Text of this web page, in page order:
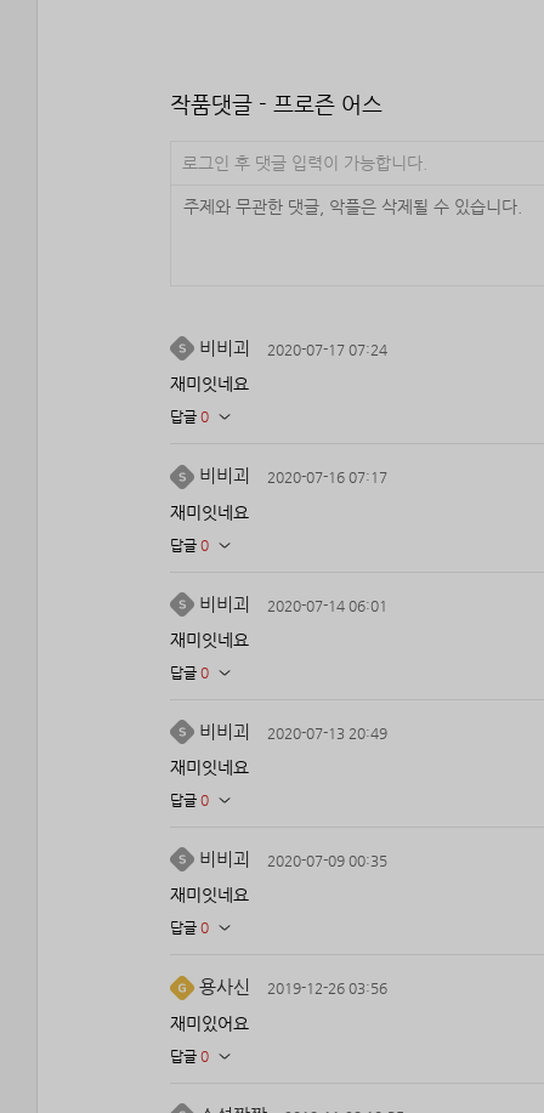
작품댓글 - 프로즌 어스
로그인 후 댓글 입력이 가능합니다.
비비괴 2020-07-17 07:24
재미잇네요
답글 0
비비괴 2020-07-16 07:17
재미잇네요
답글 0
비비괴 2020-07-14 06:01
재미잇네요
답글 0
비비괴 2020-07-13 20:49
재미잇네요
답글 0
비비괴 2020-07-09 00:35
재미잇네요
답글 0
용사신 2019-12-26 03:56
재미있어요
답글 0